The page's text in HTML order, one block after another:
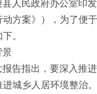
县人民政府办公室印
动方案》），为了便
。
景
报告指出，要深入推
城乡人居环境整治